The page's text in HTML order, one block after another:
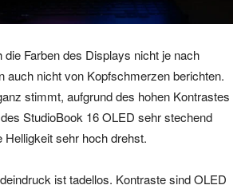
die Farben des Displays nicht je nach
auch nicht von Kopfschmerzen berichten.
stimmt, aufgrund des hohen Kontrastes
StudioBook 16 OLED sehr stechend
Helligkeit sehr hoch drehst.
ist tadellos. Kontraste sind OLED